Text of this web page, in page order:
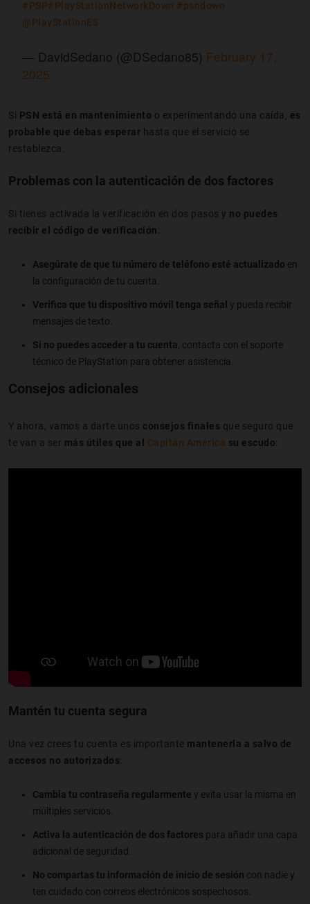
#PSP#PlayStationNetworkDown #psndown
@PlayStationES
— DavidSedano (@DSedano85) February 17,
2025
Si PSN está en mantenimiento o experimentando una caída, es
probable que debas esperar hasta que el servicio se
restablezca.
Problemas con la autenticación de dos factores
Si tienes activada la verificación en dos pasos y no puedes
recibir el código de verificación:
Asegúrate de que tu número de teléfono esté actualizado en
la configuración de tu cuenta.
Verifica que tu dispositivo móvil tenga señal y pueda recibir
mensajes de texto.
Si no puedes acceder a tu cuenta, contacta con el soporte
técnico de PlayStation para obtener asistencia.
Consejos adicionales
Y ahora, vamos a darte unos consejos finales que seguro que
te van a ser más útiles que al Capitán América su escudo:
Mantén tu cuenta segura
Una vez crees tu cuenta es importante mantenerla a salvo de
accesos no autorizados:
Cambia tu contraseña regularmente y evita usar la misma en
múltiples servicios.
Activa la autenticación de dos factores para añadir una capa
adicional de seguridad.
No compartas tu información de inicio de sesión con nadie y
ten cuidado con correos electrónicos sospechosos.